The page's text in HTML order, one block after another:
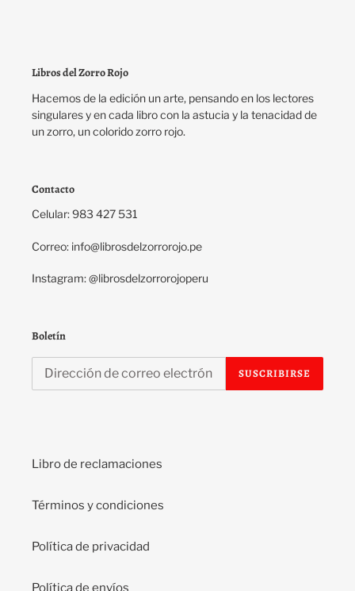
Libros del Zorro Rojo
Hacemos de la edición un arte, pensando en los lectores
singulares y en cada libro con la astucia y la tenacidad de
un zorro, un colorido zorro rojo.
Contacto
Celular: 983 427 531
Correo: info@librosdelzorrorojo.pe
Instagram: @librosdelzorrorojoperu
Boletín
SUSCRIBIRSE
Libro de reclamaciones
Términos y condiciones
Política de privacidad
Política de envíos